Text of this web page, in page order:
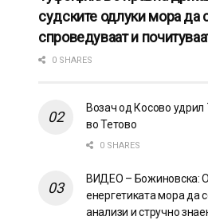
судските одлуки мора да
спроведуваат и
0 SHARES
Возач од Косово
во Тетово
0 SHARES
ВИДЕО – Божиновска:
енергетиката мора да
анализи и стручно